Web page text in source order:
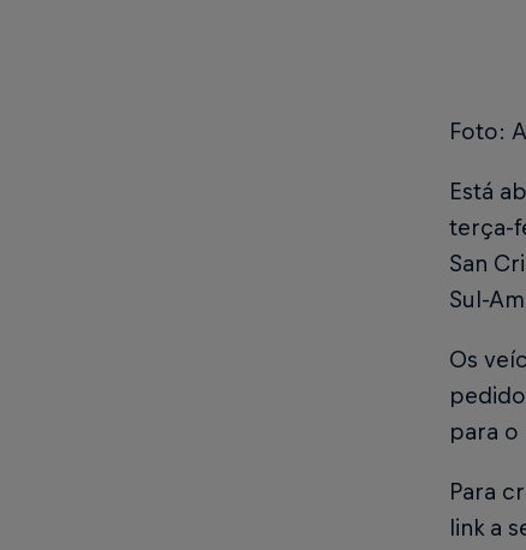
Foto:
Está
terça-
San
Sul-
Os
para o
Para
link a